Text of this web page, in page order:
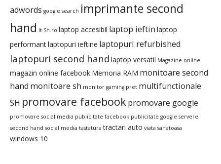
adwords google search imprimante second
hand It-Sh.ro laptop accesibil laptop ieftin laptop
performantlaptopuri ieftine laptopuri refurbished
laptopuri second hand laptop versatil Magazine online
magazin online facebook Memoria RAM monitoare second
hand monitoare sh monitor gaming pret multifunctionale
SH promovare facebookpromovare google
promovare social media publicitate facebook publicitate google servere
second hand social media tastatura tractari auto viata sanatoasa
windows 10